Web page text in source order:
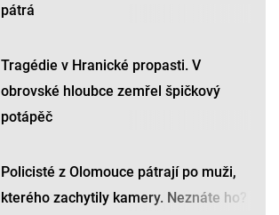
pátrá
Tragédie v Hranické propasti. V
obrovské hloubce zemřel špičkový
potápěč
Policisté z Olomouce pátrají po muži,
kterého zachytily kamery. Neznáte ho?